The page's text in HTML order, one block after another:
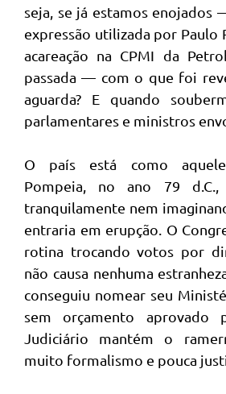
seja, se já estamos enojados
expressão utilizada por Paulo
acareação na CPMI da
passada — com o que foi
aguarda? E quando
parlamentares e ministros
O país está como
Pompeia, no ano 79 d.C.,
tranquilamente nem
entraria em erupção. O
rotina trocando votos por
não causa nenhuma
conseguiu nomear seu
sem orçamento aprovado
Judiciário mantém o
muito formalismo e pouca